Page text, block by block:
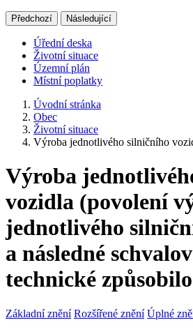
Předchozí Následující
Úřední deska
Životní situace
Územní plán
Místní poplatky
Úvodní stránka
Obec
Životní situace
Výroba jednotlivého silničního
Výroba
vozidla (povolení
jednotlivého
a následné
technické
Základní znění Rozšířené znění Úplné